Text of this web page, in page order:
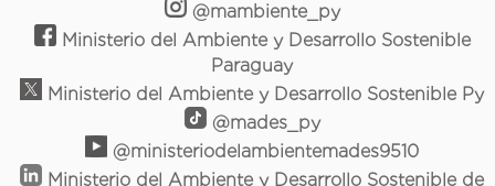
@mambiente_py
Ministerio del Ambiente y Desarrollo Sostenible
Paraguay
Ministerio del Ambiente y Desarrollo Sostenible Py
@mades_py
@ministeriodelambientemades9510
Ministerio del Ambiente y Desarrollo Sostenible de